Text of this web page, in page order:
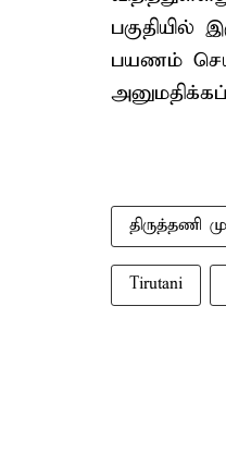
பகுதியில்
பயணம்
திருத்தணி
Tirutani